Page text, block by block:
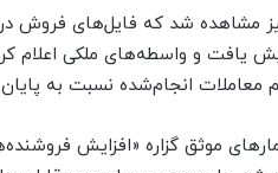
یافت و واسطه‌های ملکی اعلام
انجام‌شده نسبت به پایان سال گذشته ۲۵
موثق گزاره «افزایش